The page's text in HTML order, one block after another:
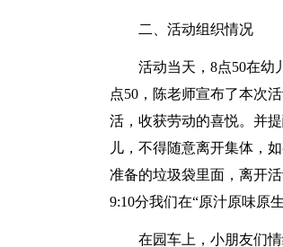
二、活动组织情况
活动当天，8点50在幼
点50，陈老师宣布了本次
活，收获劳动的喜悦。并
儿，不得随意离开集体，
准备的垃圾袋里面，离开
9:10分我们在“原汁原味原
在园车上，小朋友们